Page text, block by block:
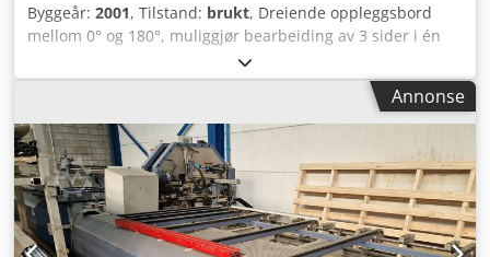
Byggeår: 2001, Tilstand: brukt, Dreiende oppleggsbord
mellom 0° og 180°, muliggjør bearbeiding av 3 sider i én
oppspenning 12 000 omdreininger per minutt 4
pneumatisk styrte kopierstifter Pneumatisk
materialspenning Minimalt påføringssprayanlegg
Profilbredde: 30–120 mm Profilhøyde: 50–100 mm
Crsdjvgdpdepfx Actof Emnelengde: 490–3 000 mm Vekt: ca.
350 kg Svært god stand
Annonse